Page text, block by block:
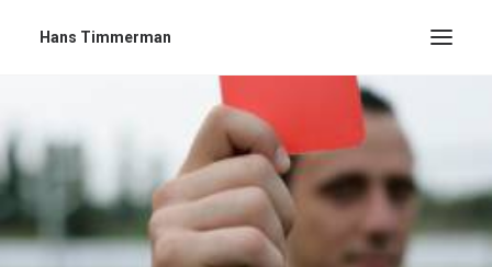
Hans Timmerman